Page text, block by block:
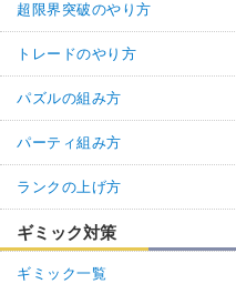
超限界突破のやり方
トレードのやり方
パズルの組み方
パーティ組み方
ランクの上げ方
ギミック対策
ギミック一覧